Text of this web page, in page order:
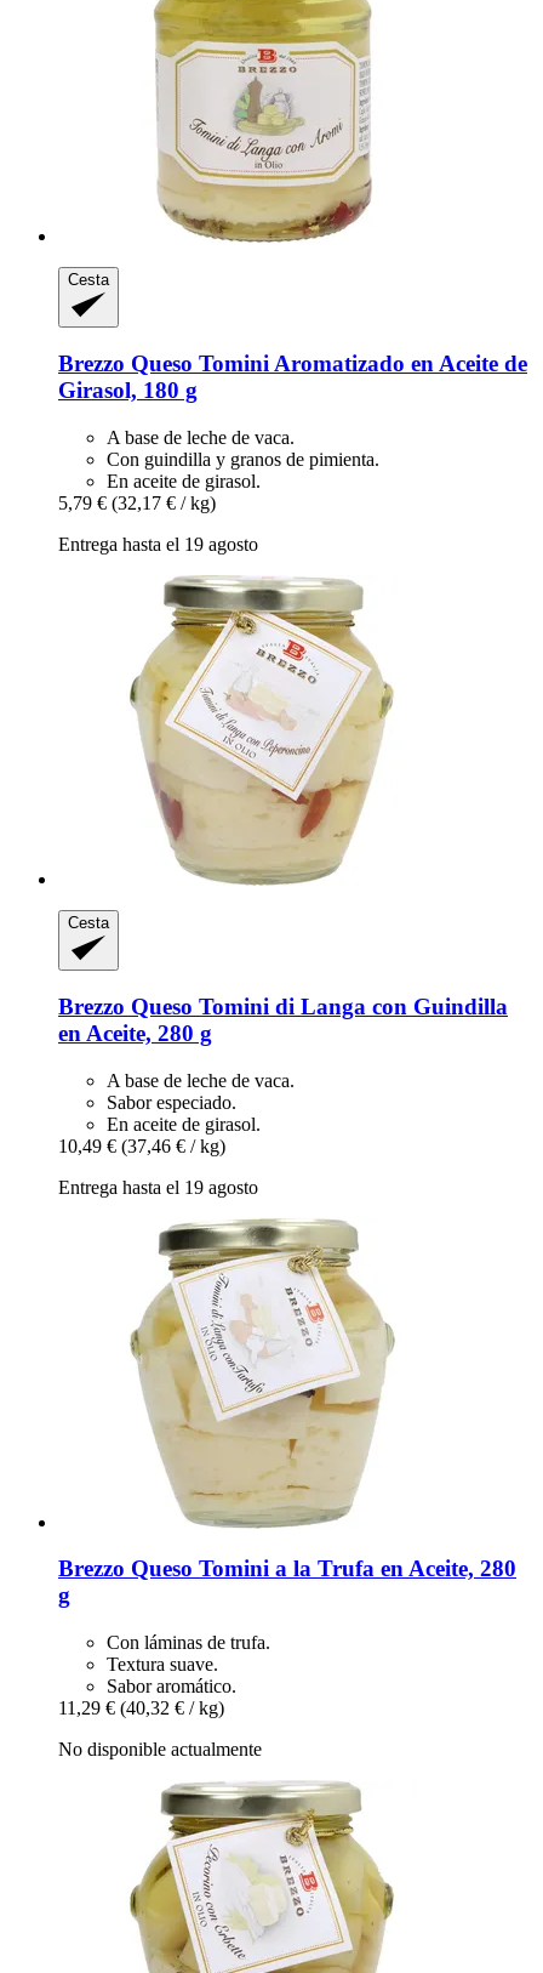
Cesta
Brezzo Queso Tomini Aromatizado en Aceite de
Girasol, 180 g
A base de leche de vaca.
Con guindilla y granos de pimienta.
En aceite de girasol.
5,79 € (32,17 € / kg)
Entrega hasta el 19 agosto
Cesta
Brezzo Queso Tomini di Langa con Guindilla
en Aceite, 280 g
A base de leche de vaca.
Sabor especiado.
En aceite de girasol.
10,49 € (37,46 € / kg)
Entrega hasta el 19 agosto
Brezzo Queso Tomini a la Trufa en Aceite, 280
g
Con láminas de trufa.
Textura suave.
Sabor aromático.
11,29 € (40,32 € / kg)
No disponible actualmente